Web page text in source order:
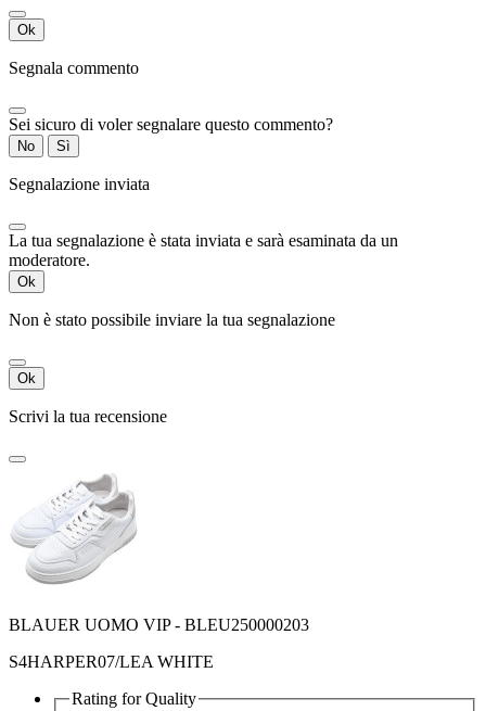
Ok
Segnala commento
Sei sicuro di voler segnalare questo commento?
No Sì
Segnalazione inviata
La tua segnalazione è stata inviata e sarà esaminata da un
moderatore.
Ok
Non è stato possibile inviare la tua segnalazione
Ok
Scrivi la tua recensione
BLAUER UOMO VIP - BLEU250000203
S4HARPER07/LEA WHITE
Rating forQuality